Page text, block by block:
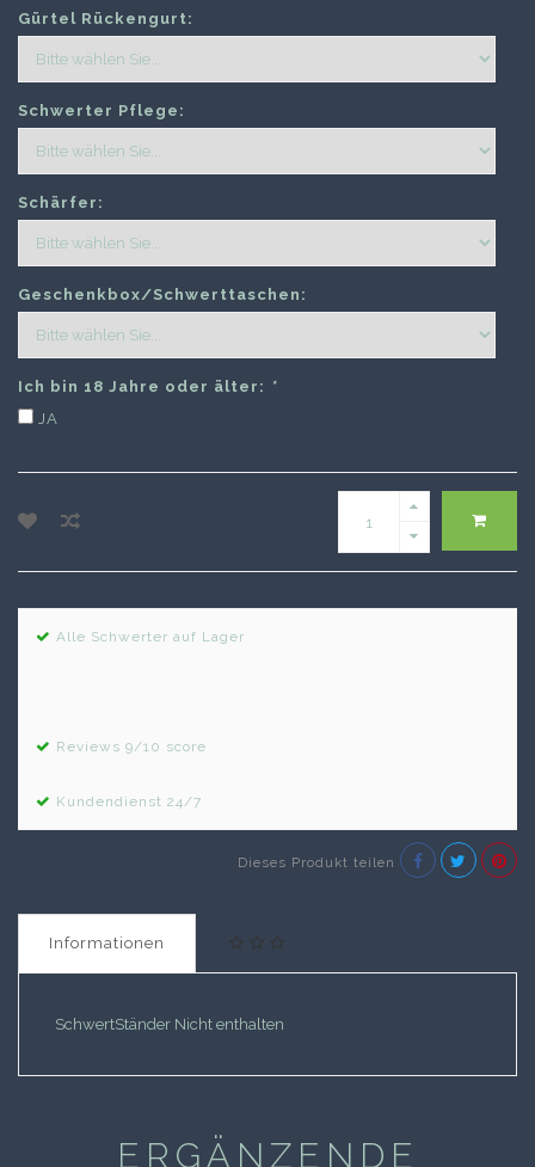
Gürtel Rückengurt:
Schwerter Pflege:
Schärfer:
Geschenkbox/Schwerttaschen:
Ich bin 18 Jahre oder älter: *
JA
Alle Schwerter auf Lager
Reviews 9/10 score
Kundendienst 24/7
Dieses Produkt teilen
Informationen
SchwertStänder Nicht enthalten
ERGÄNZENDE